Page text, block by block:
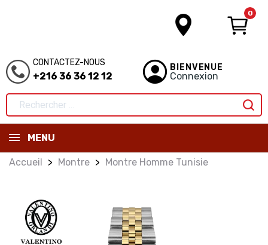
0
CONTACTEZ-NOUS
+216 36 36 12 12
BIENVENUE
Connexion
MENU
Accueil Montre Montre Homme Tunisie